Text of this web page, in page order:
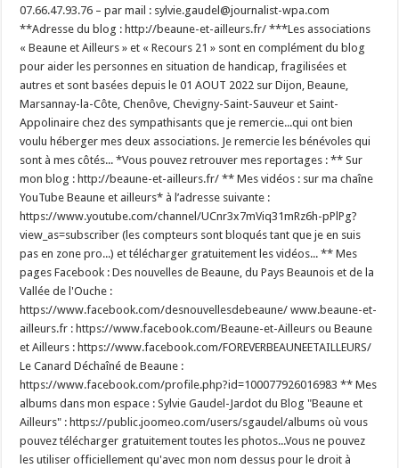
07.66.47.93.76 – par mail : sylvie.gaudel@journalist-wpa.com
**Adresse du blog : http://beaune-et-ailleurs.fr/ ***Les associations
« Beaune et Ailleurs » et « Recours 21 » sont en complément du blog
pour aider les personnes en situation de handicap, fragilisées et
autres et sont basées depuis le 01 AOUT 2022 sur Dijon, Beaune,
Marsannay-la-Côte, Chenôve, Chevigny-Saint-Sauveur et Saint-
Appolinaire chez des sympathisants que je remercie...qui ont bien
voulu héberger mes deux associations. Je remercie les bénévoles qui
sont à mes côtés... *Vous pouvez retrouver mes reportages : ** Sur
mon blog : http://beaune-et-ailleurs.fr/ ** Mes vidéos : sur ma chaîne
YouTube Beaune et ailleurs* à l’adresse suivante :
https://www.youtube.com/channel/UCnr3x7mViq31mRz6h-pPlPg?
view_as=subscriber (les compteurs sont bloqués tant que je en suis
pas en zone pro...) et télécharger gratuitement les vidéos... ** Mes
pages Facebook : Des nouvelles de Beaune, du Pays Beaunois et de la
Vallée de l'Ouche :
https://www.facebook.com/desnouvellesdebeaune/ www.beaune-et-
ailleurs.fr : https://www.facebook.com/Beaune-et-Ailleurs ou Beaune
et Ailleurs : https://www.facebook.com/FOREVERBEAUNEETAILLEURS/
Le Canard Déchaîné de Beaune :
https://www.facebook.com/profile.php?id=100077926016983 ** Mes
albums dans mon espace : Sylvie Gaudel-Jardot du Blog "Beaune et
Ailleurs" : https://public.joomeo.com/users/sgaudel/albums où vous
pouvez télécharger gratuitement toutes les photos...Vous ne pouvez
les utiliser officiellement qu'avec mon nom dessus pour le droit à